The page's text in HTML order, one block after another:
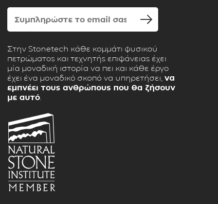
Στην Stonetech κάθε κομμάτι φυσικού
πετρώματος και τεχνητής επιφάνειας έχει
μία μοναδική ιστορία να πει και κάθε έργο
έχει ένα μοναδικό σκοπό να υπηρετήσει, να
εμπνέει τους ανθρώπους που θα ζήσουν
με αυτό.